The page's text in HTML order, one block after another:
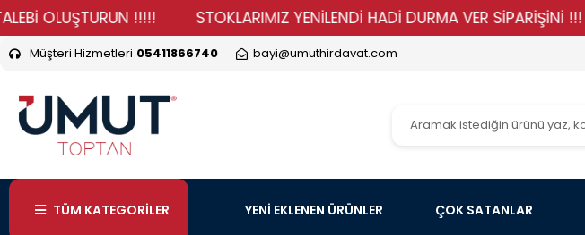
OLUŞTURUN !!!!! STOKLARIMIZ YENİLENDİ HADİ DURMA VER SİPARİŞİNİ !!!
Müşteri Hizmetleri 05411866740 bayi@umuthirdavat.com
TÜM KATEGORİLER YENİ EKLENEN ÜRÜNLER ÇOK SATANLAR